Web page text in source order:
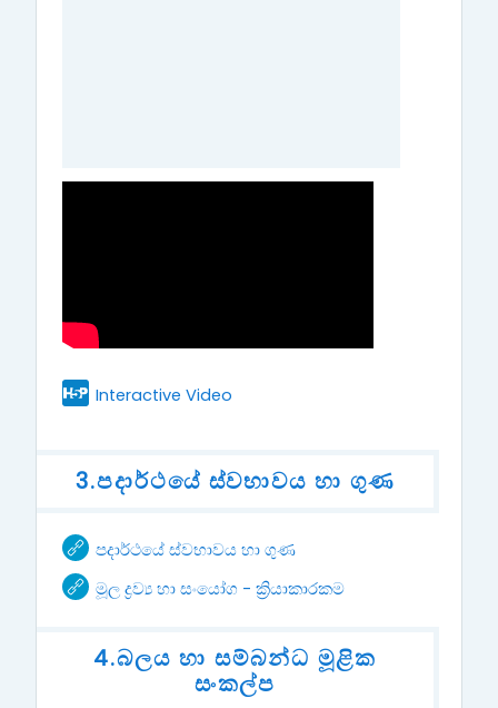
Interactive VideoH5P
3.පදාර්ථයේ ස්වභාවය හා ගුණ
පදාර්ථයේ ස්වභාවය හා ගුණURL
මූල ද්‍රව්‍ය හා සංයෝග - ක්‍රියාකාරකමURL
4.බලය හා සම්බන්ධ මූළික
සංකල්ප